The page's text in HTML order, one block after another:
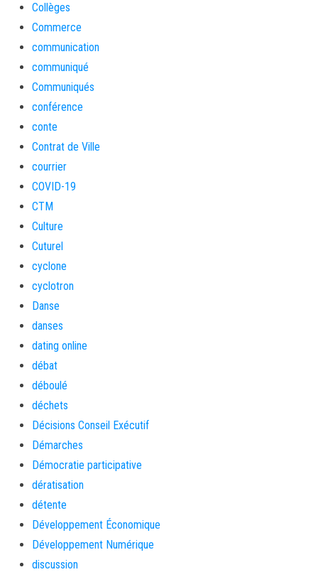
Collèges
Commerce
communication
communiqué
Communiqués
conférence
conte
Contrat de Ville
courrier
COVID-19
CTM
Culture
Cuturel
cyclone
cyclotron
Danse
danses
dating online
débat
déboulé
déchets
Décisions Conseil Exécutif
Démarches
Démocratie participative
dératisation
détente
Développement Économique
Développement Numérique
discussion